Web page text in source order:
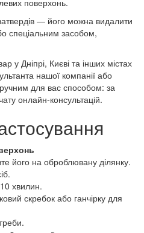
— його можна видалити
спеціальним засобом,
у Дніпрі, Києві та інших містах
нашої компанії або
для вас способом: за
онлайн-консультацій.
його на оброблювану ділянку.
хвилин.
скребок або ганчірку для